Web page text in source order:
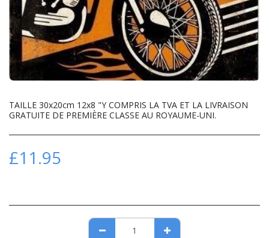
TAILLE 30x20cm 12x8 "Y COMPRIS LA TVA ET LA LIVRAISON
GRATUITE DE PREMIÈRE CLASSE AU ROYAUME-UNI.
£11.95